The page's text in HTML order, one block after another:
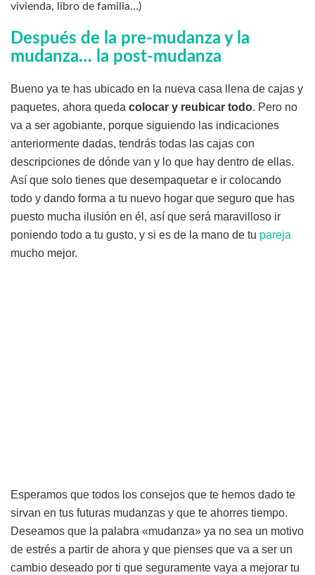
vivienda, libro de familia…)
Después de la pre-mudanza y la
mudanza… la post-mudanza
Bueno ya te has ubicado en la nueva casa llena de cajas y
paquetes, ahora queda colocar y reubicar todo. Pero no
va a ser agobiante, porque siguiendo las indicaciones
anteriormente dadas, tendrás todas las cajas con
descripciones de dónde van y lo que hay dentro de ellas.
Así que solo tienes que desempaquetar e ir colocando
todo y dando forma a tu nuevo hogar que seguro que has
puesto mucha ilusión en él, así que será maravilloso ir
poniendo todo a tu gusto, y si es de la mano de tu pareja
mucho mejor.
Esperamos que todos los consejos que te hemos dado te
sirvan en tus futuras mudanzas y que te ahorres tiempo.
Deseamos que la palabra «mudanza» ya no sea un motivo
de estrés a partir de ahora y que pienses que va a ser un
cambio deseado por ti que seguramente vaya a mejorar tu